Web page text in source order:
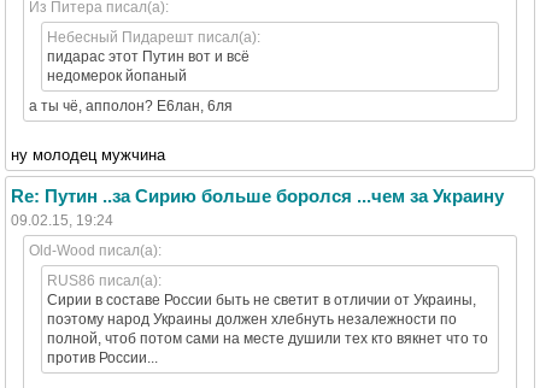
Из Питера писал(а):
Небесный Пидарешт писал(а):
пидарас этот Путин вот и всё
недомерок йопаный
а ты чё, апполон? Е6лан, 6ля
ну молодец мужчина
Re: Путин ..за Сирию больше боролся ...чем за Украину
09.02.15, 19:24
Old-Wood писал(а):
RUS86 писал(а):
Сирии в составе России быть не светит в отличии от Украины,
поэтому народ Украины должен хлебнуть незалежности по
полной, чтоб потом сами на месте душили тех кто вякнет что то
против России...